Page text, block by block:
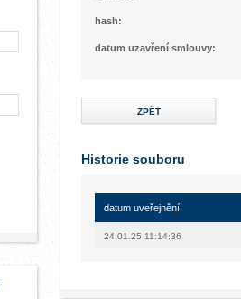
hash:
datum uzavření smlouvy:
ZPĚT
Historie souboru
datum uveřejnění
24.01.25 11:14:36